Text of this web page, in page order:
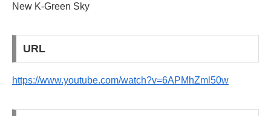
New K-Green Sky
URL
https://www.youtube.com/watch?v=6APMhZml50w